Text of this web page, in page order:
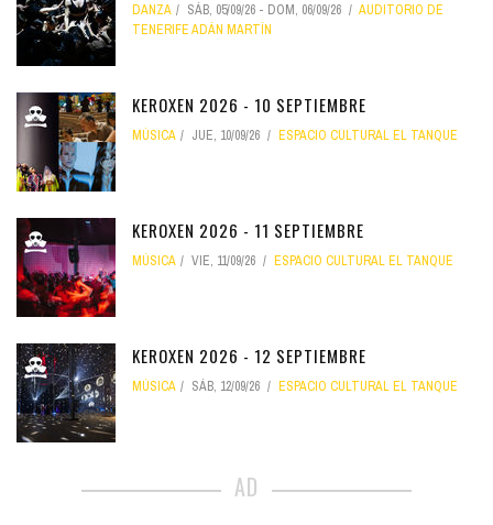
DANZA SÁB, 05/09/26 - DOM, 06/09/26
AUDITORIO DE
TENERIFE ADÁN MARTÍN
KEROXEN 2026 - 10 SEPTIEMBRE
MÚSICA JUE, 10/09/26 ESPACIO CULTURAL EL TANQUE
KEROXEN 2026 - 11 SEPTIEMBRE
MÚSICA VIE, 11/09/26 ESPACIO CULTURAL EL TANQUE
KEROXEN 2026 - 12 SEPTIEMBRE
MÚSICA SÁB, 12/09/26 ESPACIO CULTURAL EL TANQUE
AD